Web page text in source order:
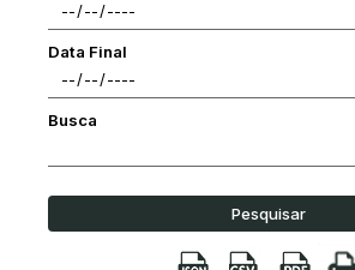
Data Final
Busca
Pesquisar